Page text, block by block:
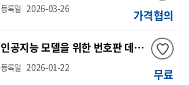
등록일 2026-03-26 가격협의
인공지능 모델을 위한 번호판 데이터
등록일 2026-01-22 무료